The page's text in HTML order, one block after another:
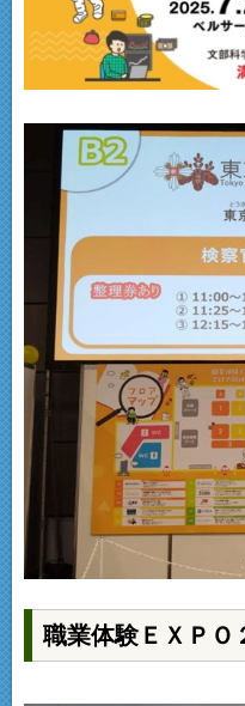
職業体験ＥＸＰＯ